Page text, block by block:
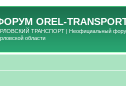
OREL-
ТРАНСПОРТ | Неофициальный форум
области